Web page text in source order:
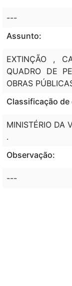
---
Assunto:
EXTINÇÃO ,
QUADRO DE
OBRAS
Classificação de
MINISTÉRIO DA
.
Observação:
---